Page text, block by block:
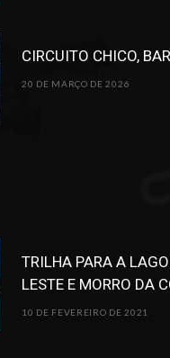
CIRCUITO CHICO,
20 DE MARÇO DE 2026
TRILHA PARA A
LESTE E MORRO DA
10 DE FEVEREIRO DE 2021